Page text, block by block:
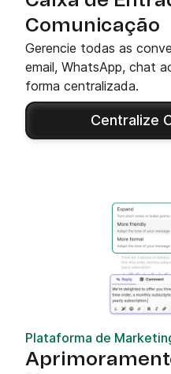
Comunicação
Gerencie todas as
email, WhatsApp, chat
forma centralizada.
Centralize
Plataforma de